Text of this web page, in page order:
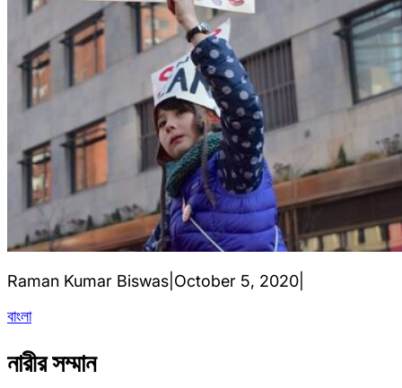
Raman Kumar Biswas October 5, 2020
বাংলা
নারীর সম্মান